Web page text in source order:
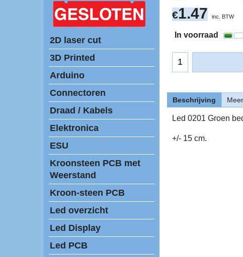
2D laser cut
3D Printed
Arduino
Connectoren
Draad / Kabels
Elektronica
ESU
Kroonsteen PCB met
Weerstand
Kroon-steen PCB
Led overzicht
Led Display
Led PCB
€1.47 inc. BTW
In voorraad
Beschrijving Meer
Led 0201 Groen
+/- 15 cm.